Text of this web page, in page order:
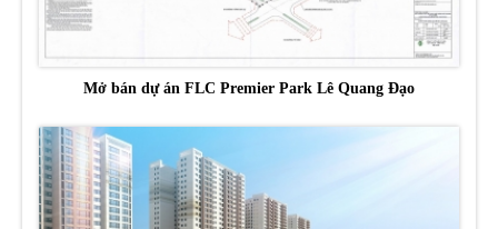
Mở bán dự án FLC Premier Park Lê Quang Đạo